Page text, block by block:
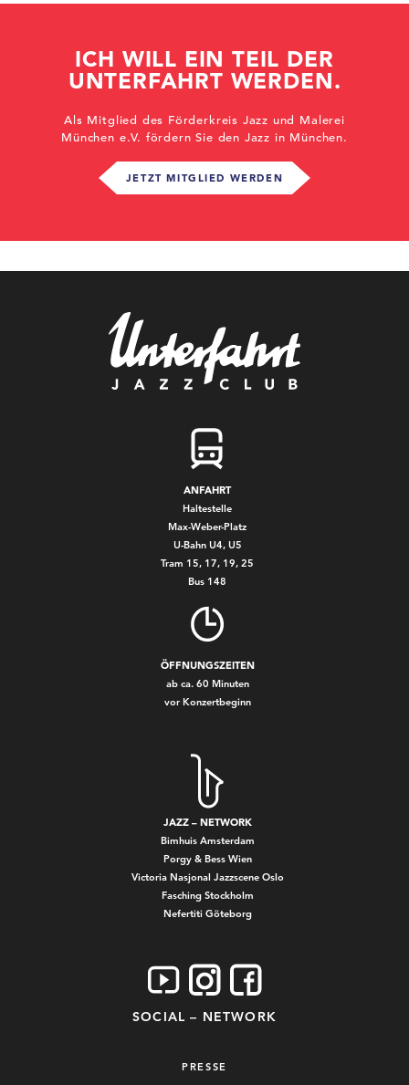
ICH WILL EIN TEIL DER
UNTERFAHRT WERDEN.
Als Mitglied des Förderkreis Jazz und Malerei
München e.V. fördern Sie den Jazz in München.
JETZT MITGLIED WERDEN
ANFAHRT
Haltestelle
Max-Weber-Platz
U-Bahn U4, U5
Tram 15, 17, 19, 25
Bus 148
ÖFFNUNGSZEITEN
ab ca. 60 Minuten
vor Konzertbeginn
JAZZ – NETWORK
Bimhuis Amsterdam
Porgy & Bess Wien
Victoria Nasjonal Jazzscene Oslo
Fasching Stockholm
Nefertiti Göteborg
SOCIAL – NETWORK
PRESSE